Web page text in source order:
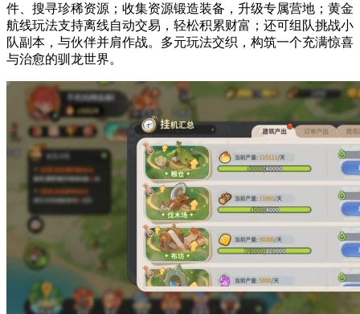
件、搜寻珍稀资源；收集资源锻造装备，升级专属营地；黄金
航线玩法支持离线自动交易，轻松积累财富；还可组队挑战小
队副本，与伙伴并肩作战。多元玩法交织，构筑一个充满惊喜
与治愈的驯龙世界。